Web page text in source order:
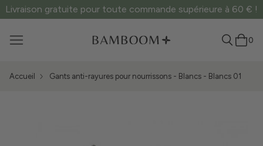
Livraison gratuite pour toute commande supérieure à 60 € !
0
Accueil Gants anti-rayures pour nourrissons - Blancs - Blancs 01